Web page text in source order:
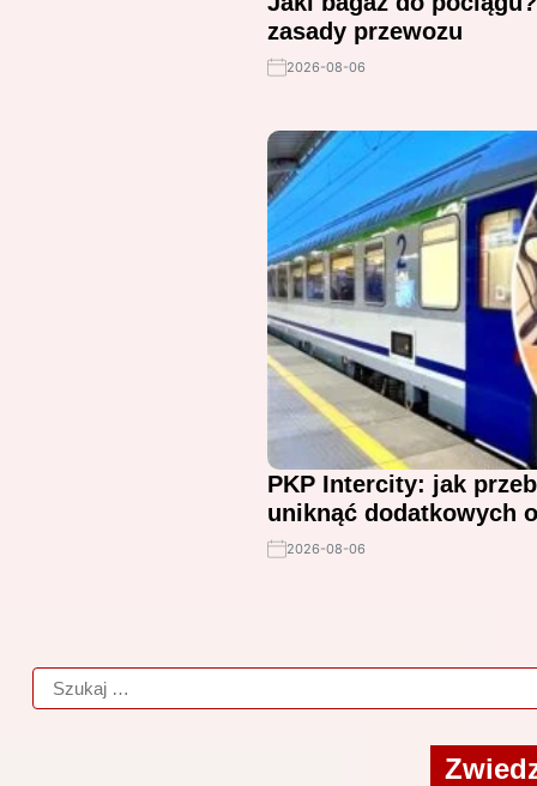
zasady przewozu
2026-08-06
PKP Intercity: jak
uniknąć dodatkowych
2026-08-06